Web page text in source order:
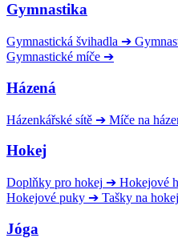
Gymnastika
Gymnastická švihadla ➔
Gymnastické míče ➔
Házená
Házenkářské sítě ➔ Míče na
Hokej
Doplňky pro hokej ➔ Hokejové
Hokejové puky ➔ Tašky na
Jóga